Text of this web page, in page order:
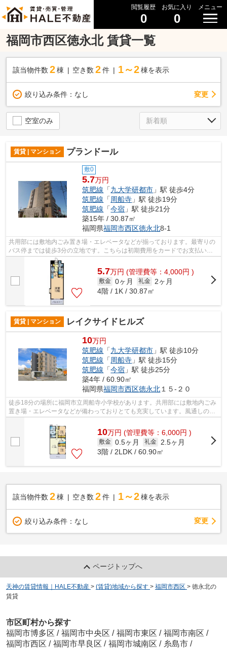
閲覧履歴
0
お気に入り
0
メニュー
福岡市西区徳永北 賃貸一覧
該当物件数 2棟 空き数 2 件 1～2 棟を表示
絞り込み条件： なし 変更
空室のみ
賃貸 | マンション プランドール
敷0
5.7万円
筑肥線 「九大学研都市 」駅 徒歩4分
筑肥線 「周船寺 」駅 徒歩19分
筑肥線 「今宿 」駅 徒歩21分
築15年 / 30.87㎡
福岡県福岡市西区徳永北8-1
共用部には敷地内ごみ置き場・エレベータなどが揃っております。最寄りの
バス停までは徒歩3分の立地です。こちらは初期費用をカードでお支払いい
ただける物件なので、支払い手続きの手...
5.7万円 (管理費等：4,000円 )
敷金 0ヶ月 礼金
2ヶ月
4階 / 1K / 30.87㎡
賃貸 | マンション レイクサイドヒルズ
10万円
筑肥線 「九大学研都市 」駅 徒歩10分
筑肥線 「 周船寺 」駅 徒歩15分
筑肥線 「今宿 」駅 徒歩25分
築4年 / 60.90㎡
福岡県福岡市西区徳永北 １５-２０
徒歩18分の場所に福岡市立周船寺小学校があります。共用部には敷地内ごみ
置き場・エレベータなどが備わっておりとても充実しています。風通しのよ
10万円 (管理費等：6,000円 )
敷金 0.5ヶ月 礼金
2.5ヶ月
3階 / 2LDK / 60.90㎡
該当物件数 2棟 空き数 2 件 1～2 棟を表示
絞り込み条件： なし 変更
ページトップへ
天神の賃貸情報｜HALE不動産 > (賃貸)地域から探す > 福岡市西区 > 徳永北の
賃貸
市区町村から探す
福岡市博多区 / 福岡市中央区 / 福岡市東区 / 福岡市南区 /
福岡市西区 / 福岡市早良区 / 福岡市城南区 / 糸島市 /